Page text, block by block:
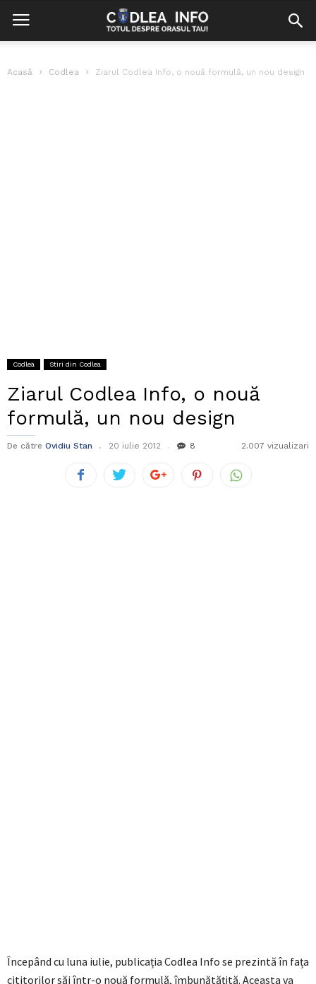
Acasă Codlea Ziarul Codlea Info, o nouă formulă, un nou design
Codlea Stiri din Codlea
Ziarul Codlea Info, o nouă
formulă, un nou design
De către Ovidiu Stan 20 iulie 2012 8 2.007 vizualizari
Începând cu luna iulie, publicația Codlea Info se prezintă în fața
cititorilor săi într-o nouă formulă, îmbunătățită. Aceasta va